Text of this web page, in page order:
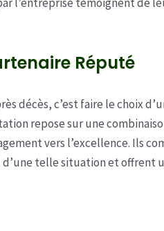
Réputé
décès, c’est faire le choix
repose sur une
vers l’excellence. Ils
telle situation et offrent